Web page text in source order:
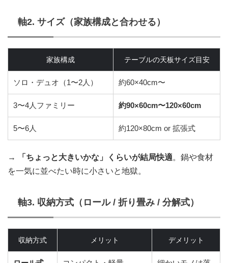
軸2. サイズ（家族構成と合わせる）
家族構成 テーブルの天板サイズ目安
ソロ・デュオ（1〜2人） 約60×40cm〜
3〜4人ファミリー 約90×60cm〜120×60cm
5〜6人 約120×80cm or 拡張式
→ 「ちょっと大きいかな」くらいが結局快適。鍋や食材
を一気に並べたい時に小さいと地獄。
軸3. 収納方式（ロール / 折り畳み / 分解式）
収納方式 メリット デメリット